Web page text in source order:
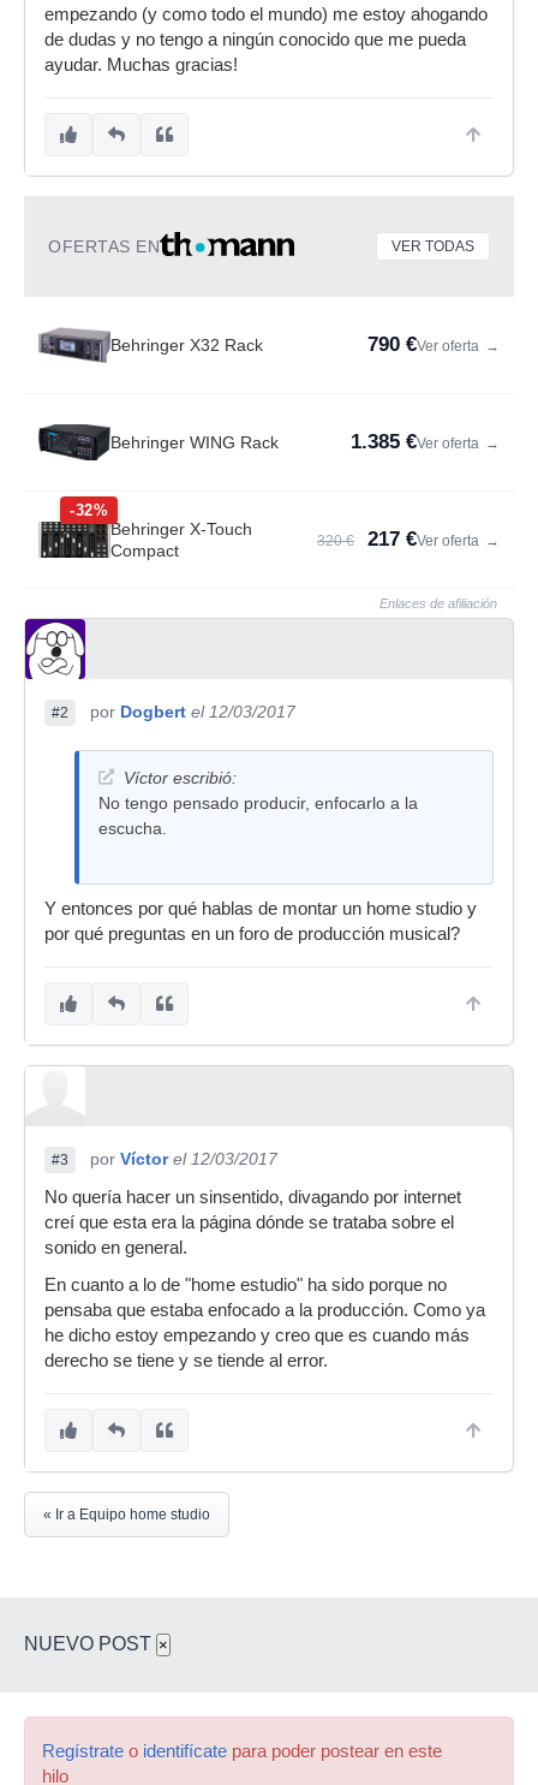
empezando (y como todo el mundo) me estoy ahogando
de dudas y no tengo a ningún conocido que me pueda
ayudar. Muchas gracias!
OFERTAS EN VER TODAS
Behringer X32 Rack 790 €Ver oferta →
Behringer WING Rack 1.385 €Ver oferta →
-32%
Behringer X-Touch
Compact
320 € 217 €Ver oferta →
Enlaces de afiliación
#2 por Dogbert el 12/03/2017
Víctor escribió:
No tengo pensado producir, enfocarlo a la
escucha.
Y entonces por qué hablas de montar un home studio y
por qué preguntas en un foro de producción musical?
#3 por Víctor el 12/03/2017
No quería hacer un sinsentido, divagando por internet
creí que esta era la página dónde se trataba sobre el
sonido en general.
En cuanto a lo de "home estudio" ha sido porque no
pensaba que estaba enfocado a la producción. Como ya
he dicho estoy empezando y creo que es cuando más
derecho se tiene y se tiende al error.
« Ir a Equipo home studio
NUEVO POST ×
Regístrate o identifícate para poder postear en este
hilo